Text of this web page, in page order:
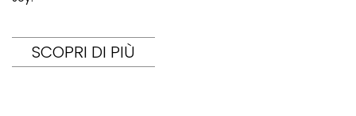
SCOPRI DI PIÙ